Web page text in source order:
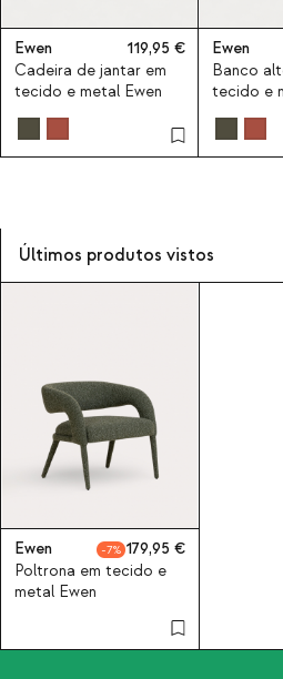
Ewen
119,95
Cadeira de jantar em
tecido e metal Ewen
Ewen
Banco
tecido e
Últimos produtos vistos
Ewen 7
179,95
Poltrona em tecido e
metal Ewen